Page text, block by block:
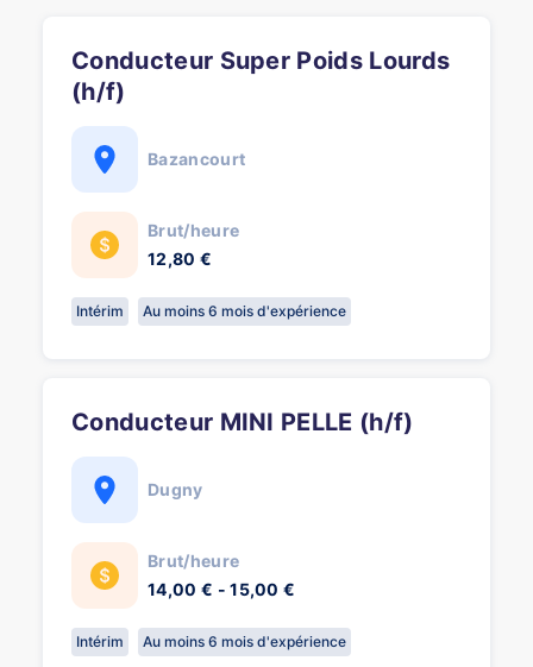
Conducteur Super Poids Lourds
(h/f)
Bazancourt
Brut/heure
12,80 €
Intérim Au moins 6 mois d'expérience
Conducteur MINI PELLE (h/f)
Dugny
Brut/heure
14,00 € - 15,00 €
Intérim Au moins 6 mois d'expérience